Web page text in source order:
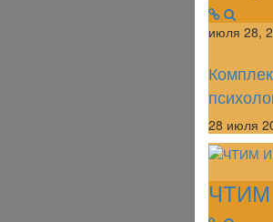
июля 28,
28 июля